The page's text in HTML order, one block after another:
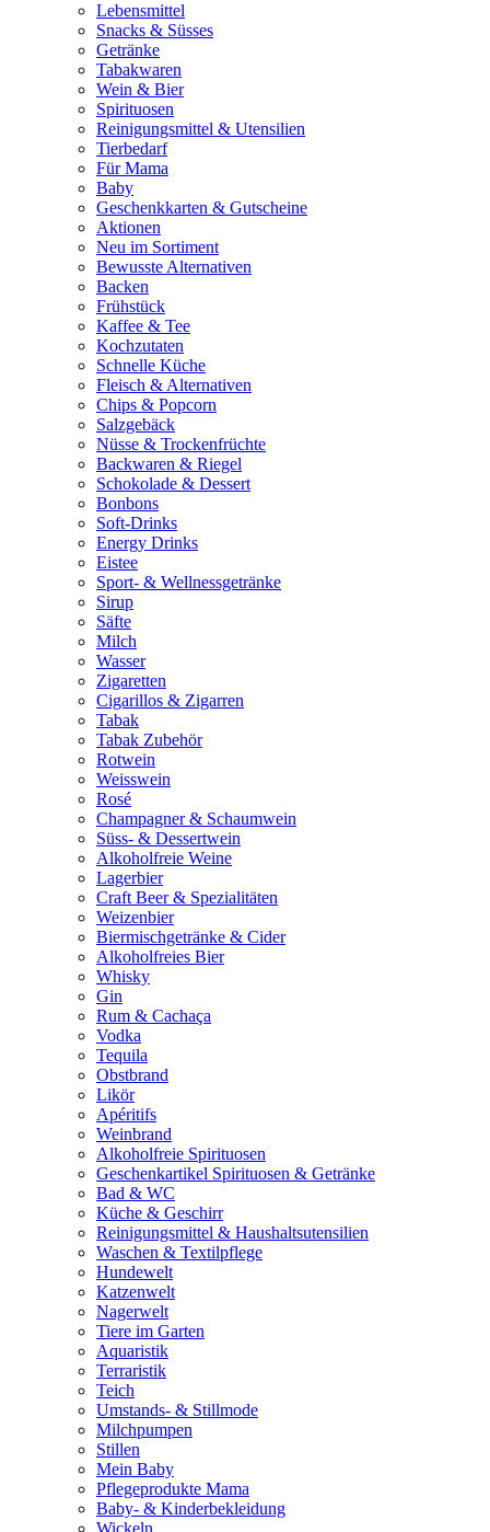
Lebensmittel
Snacks & Süsses
Getränke
Tabakwaren
Wein & Bier
Spirituosen
Reinigungsmittel & Utensilien
Tierbedarf
Für Mama
Baby
Geschenkkarten & Gutscheine
Aktionen
Neu im Sortiment
Bewusste Alternativen
Backen
Frühstück
Kaffee & Tee
Kochzutaten
Schnelle Küche
Fleisch & Alternativen
Chips & Popcorn
Salzgebäck
Nüsse & Trockenfrüchte
Backwaren & Riegel
Schokolade & Dessert
Bonbons
Soft-Drinks
Energy Drinks
Eistee
Sport- & Wellnessgetränke
Sirup
Säfte
Milch
Wasser
Zigaretten
Cigarillos & Zigarren
Tabak
Tabak Zubehör
Rotwein
Weisswein
Rosé
Champagner & Schaumwein
Süss- & Dessertwein
Alkoholfreie Weine
Lagerbier
Craft Beer & Spezialitäten
Weizenbier
Biermischgetränke & Cider
Alkoholfreies Bier
Whisky
Gin
Rum & Cachaça
Vodka
Tequila
Obstbrand
Likör
Apéritifs
Weinbrand
Alkoholfreie Spirituosen
Geschenkartikel Spirituosen & Getränke
Bad & WC
Küche & Geschirr
Reinigungsmittel & Haushaltsutensilien
Waschen & Textilpflege
Hundewelt
Katzenwelt
Nagerwelt
Tiere im Garten
Aquaristik
Terraristik
Teich
Umstands- & Stillmode
Milchpumpen
Stillen
Mein Baby
Pflegeprodukte Mama
Baby- & Kinderbekleidung
Wickeln